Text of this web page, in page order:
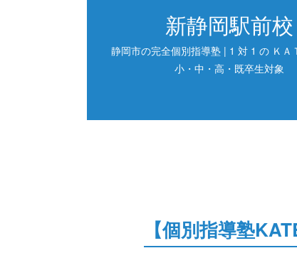
新静岡駅前校
静岡市の完全個別指導塾 | 1 対 1 の ＫＡ
小・中・高・既卒生対象
【個別指導塾